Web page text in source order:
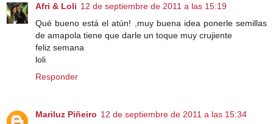
Afri & Loli 12 de septiembre de 2011 a las 15:19
Qué bueno está el atún! ,muy buena idea ponerle semillas
de amapola tiene que darle un toque muy crujiente
feliz semana
loli
Responder
Mariluz Piñeiro 12 de septiembre de 2011 a las 15:34